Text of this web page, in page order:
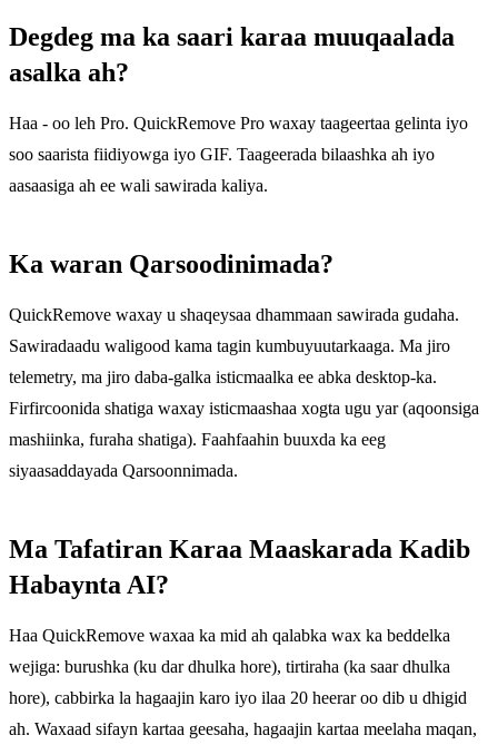
Degdeg ma ka saari karaa muuqaalada
asalka ah?
Haa - oo leh Pro. QuickRemove Pro waxay taageertaa gelinta iyo
soo saarista fiidiyowga iyo GIF. Taageerada bilaashka ah iyo
aasaasiga ah ee wali sawirada kaliya.
Ka waran Qarsoodinimada?
QuickRemove waxay u shaqeysaa dhammaan sawirada gudaha.
Sawiradaadu waligood kama tagin kumbuyuutarkaaga. Ma jiro
telemetry, ma jiro daba-galka isticmaalka ee abka desktop-ka.
Firfircoonida shatiga waxay isticmaashaa xogta ugu yar (aqoonsiga
mashiinka, furaha shatiga). Faahfaahin buuxda ka eeg
siyaasaddayada Qarsoonnimada.
Ma Tafatiran Karaa Maaskarada Kadib
Habaynta AI?
Haa QuickRemove waxaa ka mid ah qalabka wax ka beddelka
wejiga: burushka (ku dar dhulka hore), tirtiraha (ka saar dhulka
hore), cabbirka la hagaajin karo iyo ilaa 20 heerar oo dib u dhigid
ah. Waxaad sifayn kartaa geesaha, hagaajin kartaa meelaha maqan,